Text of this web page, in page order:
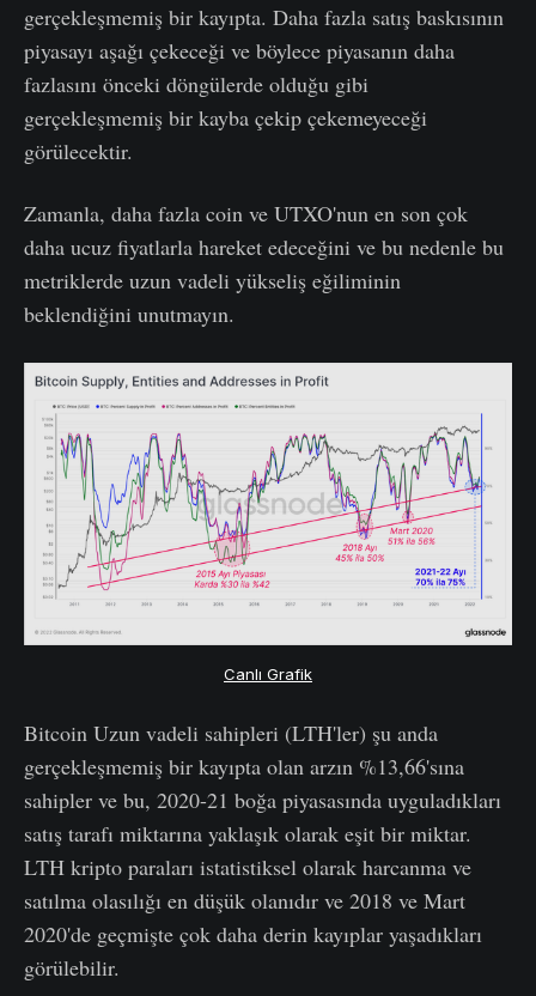
gerçekleşmemiş bir kayıpta. Daha fazla satış baskısının
piyasayı aşağı çekeceği ve böylece piyasanın daha
fazlasını önceki döngülerde olduğu gibi
gerçekleşmemiş bir kayba çekip çekemeyeceği
görülecektir.
Zamanla, daha fazla coin ve UTXO'nun en son çok
daha ucuz fiyatlarla hareket edeceğini ve bu nedenle bu
metriklerde uzun vadeli yükseliş eğiliminin
beklendiğini unutmayın.
Canlı Grafik
Bitcoin Uzun vadeli sahipleri (LTH'ler) şu anda
gerçekleşmemiş bir kayıpta olan arzın %13,66'sına
sahipler ve bu, 2020-21 boğa piyasasında uyguladıkları
satış tarafı miktarına yaklaşık olarak eşit bir miktar.
LTH kripto paraları istatistiksel olarak harcanma ve
satılma olasılığı en düşük olanıdır ve 2018 ve Mart
2020'de geçmişte çok daha derin kayıplar yaşadıkları
görülebilir.